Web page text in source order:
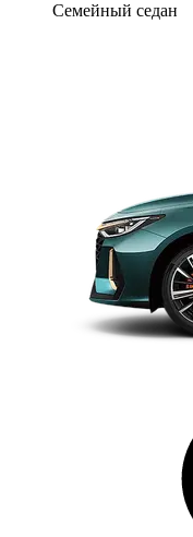
Семейный седан